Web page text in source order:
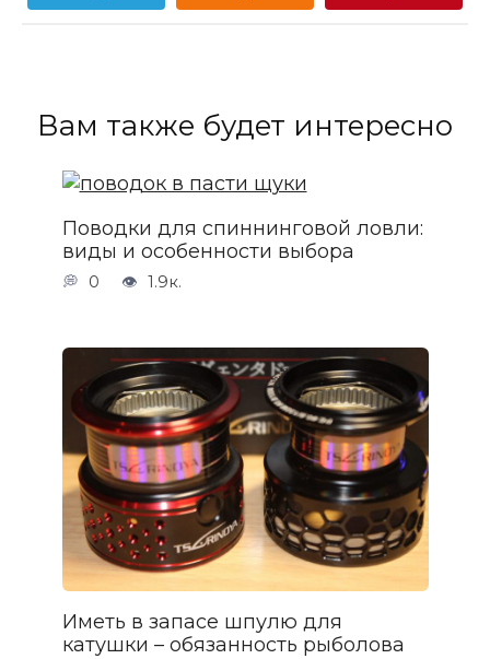
Вам также будет интересно
Поводки для спиннинговой ловли:
виды и особенности выбора
0 1.9к.
Иметь в запасе шпулю для
катушки – обязанность рыболова